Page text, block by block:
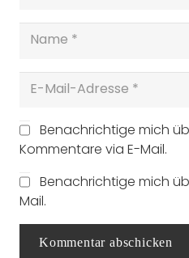
Benachrichtige mich
Kommentare via E-Mail.
Benachrichtige mich
Mail.
Kommentar abschicken